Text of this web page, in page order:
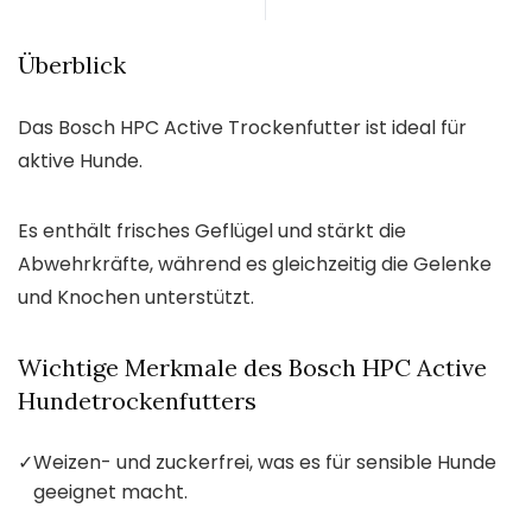
Überblick
Das Bosch HPC Active Trockenfutter ist ideal für
aktive Hunde.
Es enthält frisches Geflügel und stärkt die
Abwehrkräfte, während es gleichzeitig die Gelenke
und Knochen unterstützt.
Wichtige Merkmale des Bosch HPC Active
Hundetrockenfutters
✓Weizen- und zuckerfrei, was es für sensible Hunde
geeignet macht.